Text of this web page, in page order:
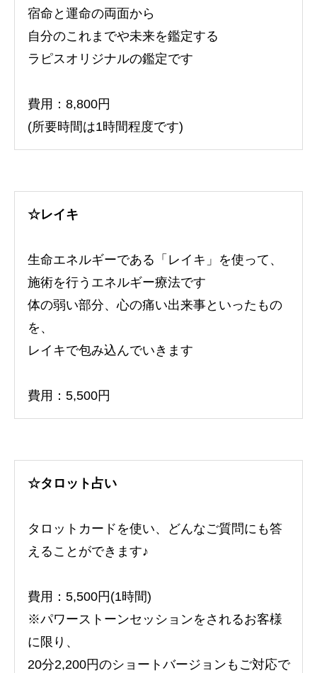
宿命と運命の両面から
自分のこれまでや未来を鑑定する
ラピスオリジナルの鑑定です
費用：8,800円
(所要時間は1時間程度です)
☆レイキ
生命エネルギーである「レイキ」を使って、
施術を行うエネルギー療法です
体の弱い部分、心の痛い出来事といったもの
を、
レイキで包み込んでいきます
費用：5,500円
☆タロット占い
タロットカードを使い、どんなご質問にも答
えることができます♪
費用：5,500円(1時間)
※パワーストーンセッションをされるお客様
に限り、
20分2,200円のショートバージョンもご対応で